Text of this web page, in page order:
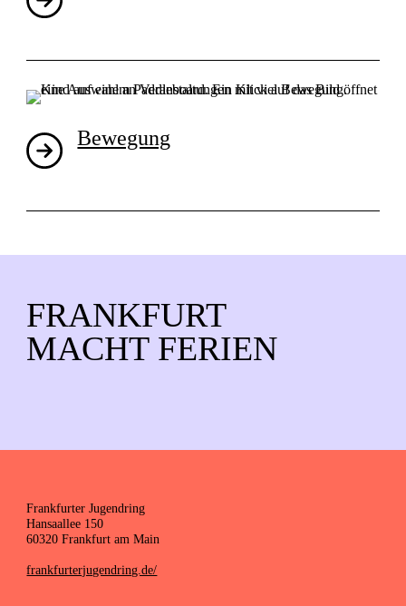
Bewegung
FRANKFURT
MACHT FERIEN
Frankfurter Jugendring
Hansaallee 150
60320 Frankfurt am Main
frankfurterjugendring.de/